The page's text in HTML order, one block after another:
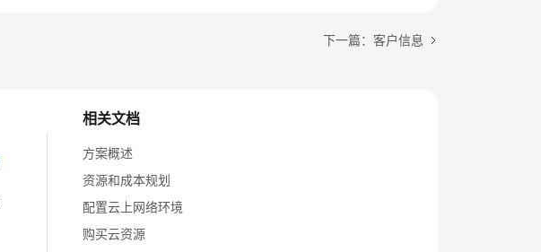
下一篇：客户信息
相关文档
方案概述
资源和成本规划
配置云上网络环境
购买云资源